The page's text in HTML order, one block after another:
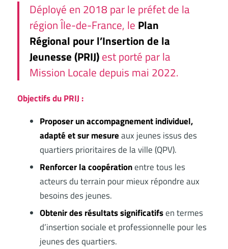
Déployé en 2018 par le préfet de la
région Île-de-France, le Plan
Régional pour l’Insertion de la
Jeunesse (PRIJ)est porté par la
Mission Locale depuis mai 2022.
Objectifs du PRIJ :
Proposer un accompagnement individuel,
adapté et sur mesureaux jeunes issus des
quartiers prioritaires de la ville (QPV).
Renforcer la coopérationentre tous les
acteurs du terrain pour mieux répondre aux
besoins des jeunes.
Obtenir des résultats significatifsen termes
d’insertion sociale et professionnelle pour les
jeunes des quartiers.